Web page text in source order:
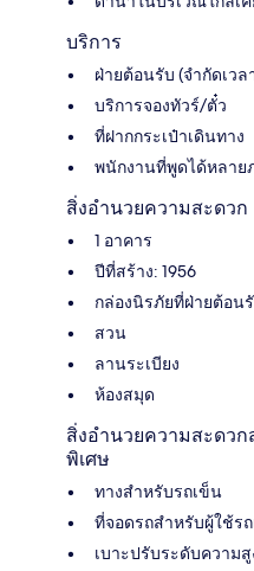
บริการ
ฝ่ายต้อนรับ (จำกัดเวล
บริการจองทัวร์/ตั๋ว
ที่ฝากกระเป๋าเดินทาง
พนักงานที่พูดได้หลาย
สิ่งอำนวยความสะดวก
1 อาคาร
ปีที่สร้าง: 1956
กล่องนิรภัยที่ฝ่ายต้อน
สวน
ลานระเบียง
ห้องสมุด
สิ่งอำนวยความสะดว
พิเศษ
ทางสำหรับรถเข็น
ที่จอดรถสำหรับผู้ใช้ร
เบาะปรับระดับความ